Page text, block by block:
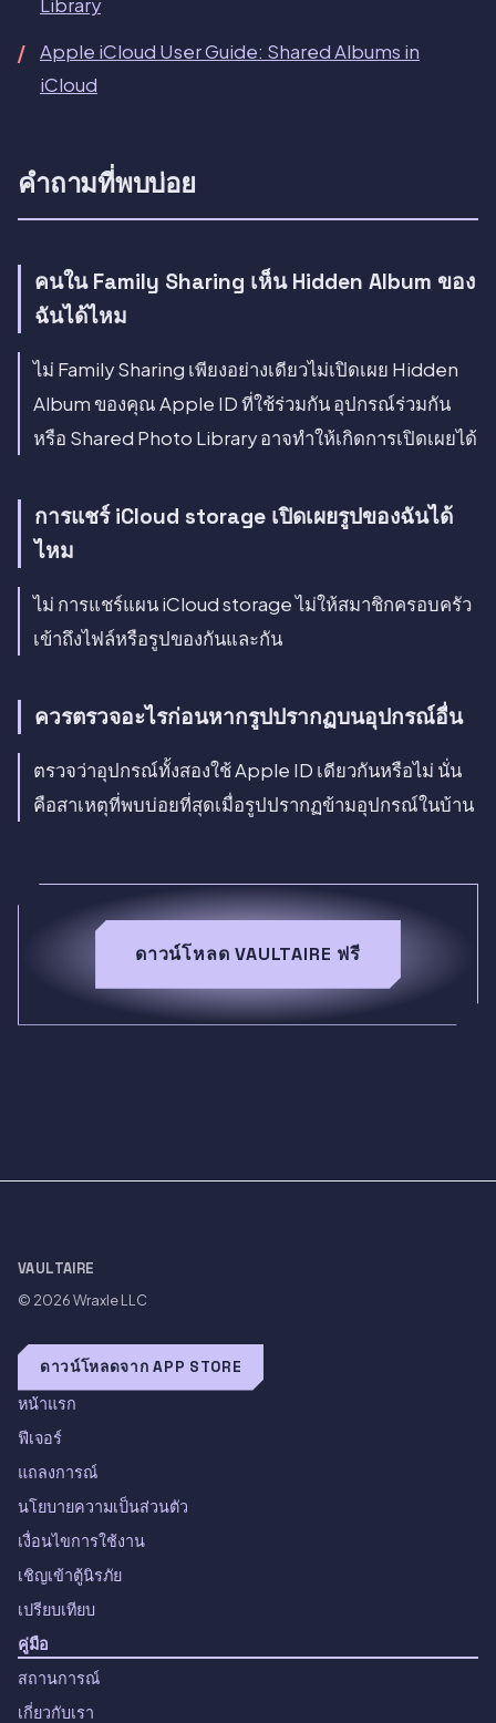
Library
Apple iCloud User Guide: Shared Albums in
iCloud
คำถามที่พบบ่อย
คนใน Family Sharing เห็น Hidden Album ของ
ฉันได้ไหม
ไม่ Family Sharing เพียงอย่างเดียวไม่เปิดเผย Hidden
Album ของคุณ Apple ID ที่ใช้ร่วมกัน อุปกรณ์ร่วมกัน
หรือ Shared Photo Library อาจทำให้เกิดการเปิดเผยได้
การแชร์ iCloud storage เปิดเผยรูปของฉันได้
ไหม
ไม่ การแชร์แผน iCloud storage ไม่ให้สมาชิกครอบครัว
เข้าถึงไฟล์หรือรูปของกันและกัน
ควรตรวจอะไรก่อนหากรูปปรากฏบนอุปกรณ์อื่น
ตรวจว่าอุปกรณ์ทั้งสองใช้ Apple ID เดียวกันหรือไม่ นั่น
คือสาเหตุที่พบบ่อยที่สุดเมื่อรูปปรากฏข้ามอุปกรณ์ในบ้าน
ดาวน์โหลด VAULTAIRE ฟรี
VAULTAIRE
© 2026Wraxle LLC
ดาวน์โหลดจาก APP STORE
หน้าแรก
ฟีเจอร์
แถลงการณ์
นโยบายความเป็นส่วนตัว
เงื่อนไขการใช้งาน
เชิญเข้าตู้นิรภัย
เปรียบเทียบ
คู่มือ
สถานการณ์
เกี่ยวกับเรา